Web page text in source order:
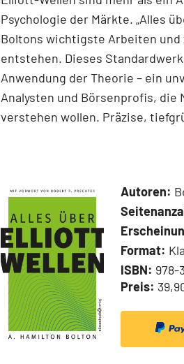
Psychologie der Märkte. „Alles
Boltons wichtigste Arbeiten
entstehen. Dieses
Anwendung der Theorie – ein
Analysten und Börsenprofis,
verstehen wollen. Präzise,
Autoren:
Format:
ISBN: 978-
Preis: